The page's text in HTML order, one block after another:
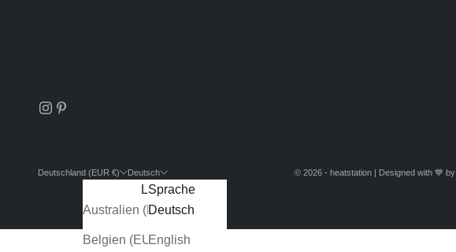
Deutschland (EUR €)
Land
Australien (EUR €)
Belgien (EUR €)
Deutsch
Sprache
Deutsch
English
© 2026 - heatstation | Designed with 💙 by